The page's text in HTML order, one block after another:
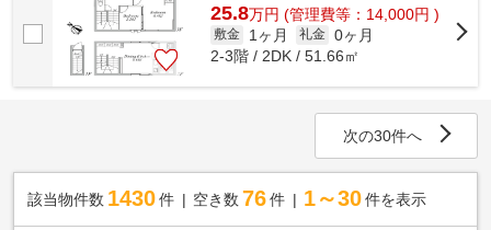
25.8万円 (管理費等：14,000円 )
敷金 1ヶ月 礼金 0ヶ月
2-3階 / 2DK / 51.66㎡
次の30件へ
該当物件数 1430件 空き数 76 件 1～30 件を表示